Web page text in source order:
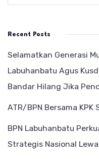
Recent Posts
Selamatkan Generasi
Labuhanbatu Agus
Bandar Hilang Jika
ATR/BPN Bersama
BPN Labuhanbatu
Strategis Nasional